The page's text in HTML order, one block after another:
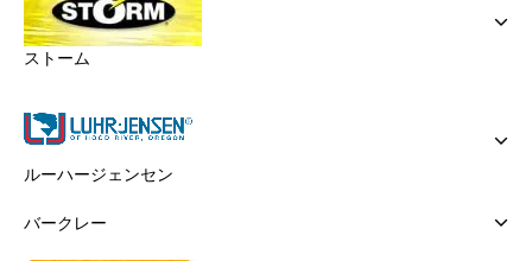
ストーム
ルーハージェンセン
バークレー